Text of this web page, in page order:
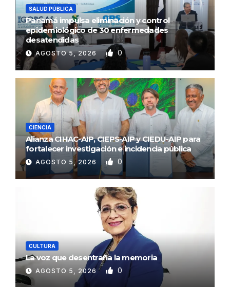
SALUD PÚBLICA
Panamá impulsa eliminación y control
epidemiológico de 30 enfermedades
desatendidas
AGOSTO 5, 2026 0
CIENCIA
Alianza CIHAC-AIP, CIEPS-AIP y CIEDU-AIP para
fortalecer investigación e incidencia pública
AGOSTO 5, 2026 0
CULTURA
La voz que desentraña la memoria
AGOSTO 5, 2026 0